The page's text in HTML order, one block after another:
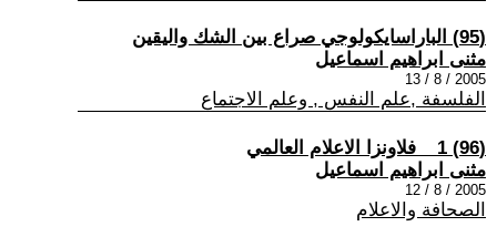
(95) الباراسايكولوجي صراع بين الشك واليقين
مثنى ابراهيم اسماعيل
2005 / 8 / 13
الفلسفة ,علم النفس , وعلم الاجتماع
(96) 1 _ فلاونزا الاعلام العالمي
مثنى ابراهيم اسماعيل
2005 / 8 / 12
الصحافة والاعلام